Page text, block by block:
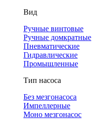
Вид
Ручные винтовые
Ручные домкратные
Пневматические
Гидравлические
Промышленные
Тип насоса
Без мезгонасоса
Импеллерные
Моно мезгонасос